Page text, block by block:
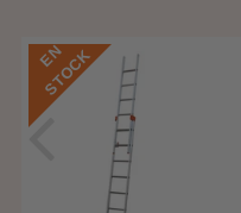
E
N
S
T
O
C
K